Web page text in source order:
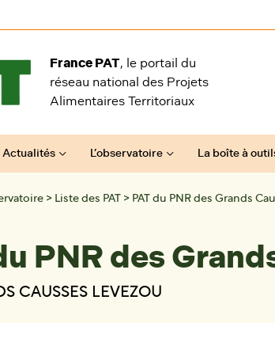
France PAT, le portail du
réseau national des Projets
Alimentaires Territoriaux
Actualités L’observatoire La boîte à
> Liste des PAT > PAT du PNR des Grands
PNR des
CAUSSES LEVEZOU